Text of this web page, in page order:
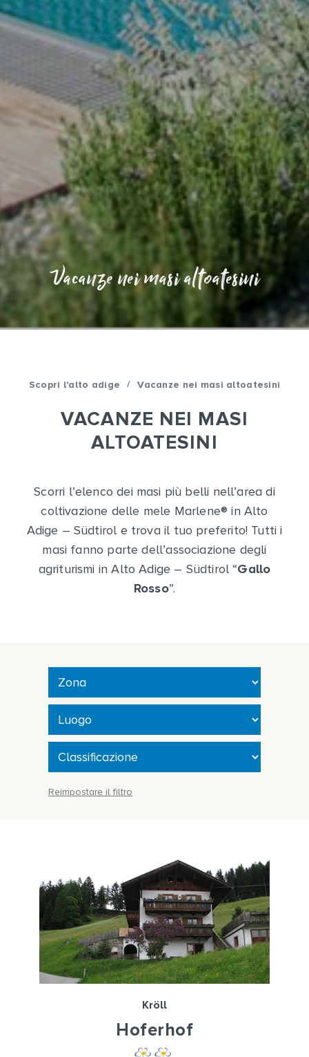
Vacanze nei masi altoatesini
Scopri l'alto adige / Vacanze nei masi altoatesini
VACANZE NEI MASI
ALTOATESINI
Scorri l’elenco dei masi più belli nell’area di
coltivazione delle mele Marlene® in Alto
Adige – Südtirol e trova il tuo preferito! Tutti i
masi fanno parte dell’associazione degli
agriturismi in Alto Adige – Südtirol “Gallo
Rosso”.
Reimpostare il filtro
Kröll
Hoferhof